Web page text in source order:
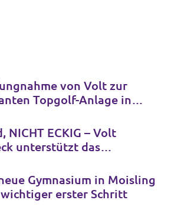
von Volt zur
Topgolf-Anlage in
NICHT ECKIG – Volt
unterstützt das
Gymnasium in Moisling
erster Schritt